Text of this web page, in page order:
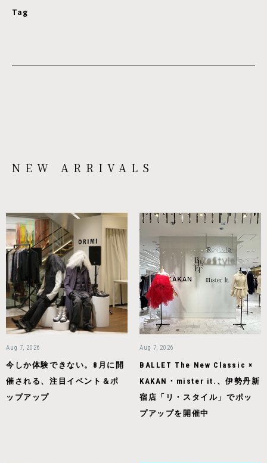
Tag
NEW ARRIVALS
Aug 7, 2026
今しか体験できない。8月に開
催される、注目イベント＆ポ
ップアップ
Aug 7, 2026
BALLET The New Classic ×
KAKAN・mister it.、伊勢丹新
宿店「リ・スタイル」でポッ
プアップを開催中